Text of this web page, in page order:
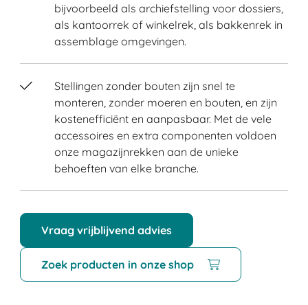
bijvoorbeeld als archiefstelling voor dossiers,
als kantoorrek of winkelrek, als bakkenrek in
assemblage omgevingen.
Stellingen zonder bouten zijn snel te
monteren, zonder moeren en bouten, en zijn
kostenefficiënt en aanpasbaar. Met de vele
accessoires en extra componenten voldoen
onze magazijnrekken aan de unieke
behoeften van elke branche.
Vraag vrijblijvend advies
Zoek producten in onze shop